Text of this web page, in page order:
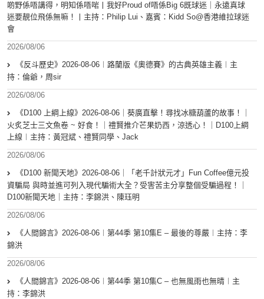
啲野係唔講得，明知係唔啱丨我好Proud of唔係Big 6既球迷｜永遠真球
迷要靚位飛係無嘛！丨主持：Philip Lui、嘉賓：Kidd So@香港維拉球迷
會
2026/08/06
《反斗歷史》2026-08-06︱路蘭版《奧德賽》的古典英雄主義︱主
持：倫爺，周sir
2026/08/06
《D100 上綱上線》2026-08-06｜葵廣直擊！尋找冰糖葫蘆的故事！｜
火炙芝士三文魚卷 ~ 好食！｜禮賢推介芒果奶西，涼透心！｜D100上綱
上線︱主持：黃冠斌、禮賢同學、Jack
2026/08/06
《D100 新聞天地》2026-08-06｜「老千計狀元才」Fun Coffee億元投
資騙局 與時並進可列入現代騙術大全？受害苦主分享整個受騙過程！｜
D100新聞天地｜主持：李錦洪、陳珏明
2026/08/06
《人間錦言》2026-08-06︱第44季 第10集E – 最後的尊嚴︱主持：李
錦洪
2026/08/06
《人間錦言》2026-08-06︱第44季 第10集C – 也無風雨也無晴︱主
持：李錦洪